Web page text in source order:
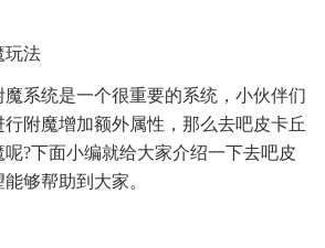
玩法
系统是一个很重要的系统，小伙伴们
附魔增加额外属性，那么去吧皮卡丘
?下面小编就给大家介绍一下去吧皮
够帮助到大家。